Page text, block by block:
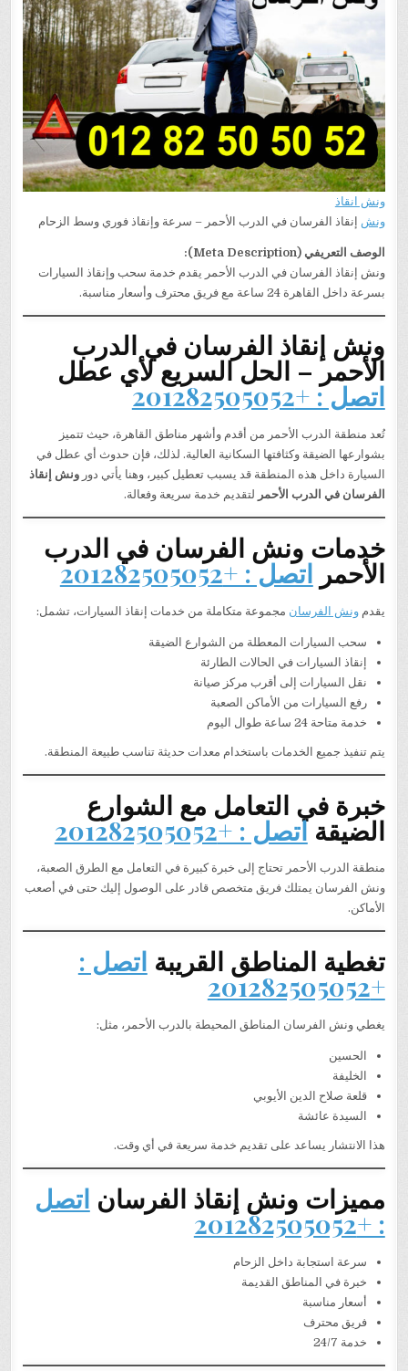
ونش انقاذ
ونش إنقاذ الفرسان في الدرب الأحمر – سرعة وإنقاذ فوري وسط الزحام
الوصف التعريفي (Meta Description):
ونش إنقاذ الفرسان في الدرب الأحمر يقدم خدمة سحب وإنقاذ السيارات
بسرعة داخل القاهرة 24 ساعة مع فريق محترف وأسعار مناسبة.
ونش إنقاذ الفرسان في الدرب
الأحمر – الحل السريع لأي عطل
اتصل : +201282505052
تُعد منطقة الدرب الأحمر من أقدم وأشهر مناطق القاهرة، حيث تتميز
بشوارعها الضيقة وكثافتها السكانية العالية. لذلك، فإن حدوث أي عطل في
السيارة داخل هذه المنطقة قد يسبب تعطيل كبير، وهنا يأتي دورونش إنقاذ
الفرسان في الدرب الأحمر لتقديم خدمة سريعة وفعالة.
خدمات ونش الفرسان في الدرب
الأحمر اتصل : +201282505052
يقدمونش الفرسان مجموعة متكاملة من خدمات إنقاذ السيارات، تشمل:
سحب السيارات المعطلة من الشوارع الضيقة
إنقاذ السيارات في الحالات الطارئة
نقل السيارات إلى أقرب مركز صيانة
رفع السيارات من الأماكن الصعبة
خدمة متاحة 24 ساعة طوال اليوم
يتم تنفيذ جميع الخدمات باستخدام معدات حديثة تناسب طبيعة المنطقة.
خبرة في التعامل مع الشوارع
الضيقةاتصل : +201282505052
منطقة الدرب الأحمر تحتاج إلى خبرة كبيرة في التعامل مع الطرق الصعبة،
ونش الفرسان يمتلك فريق متخصص قادر على الوصول إليك حتى في أصعب
الأماكن.
تغطية المناطق القريبة اتصل :
+201282505052
يغطي ونش الفرسان المناطق المحيطة بالدرب الأحمر، مثل:
الحسين
الخليفة
قلعة صلاح الدين الأيوبي
السيدة عائشة
هذا الانتشار يساعد على تقديم خدمة سريعة في أي وقت.
مميزات ونش إنقاذ الفرسان اتصل
: +201282505052
سرعة استجابة داخل الزحام
خبرة في المناطق القديمة
أسعار مناسبة
فريق محترف
خدمة 24/7